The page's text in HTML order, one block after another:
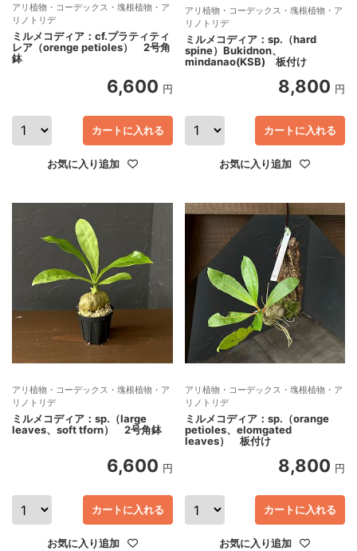
アリ植物・コーデックス・塊根植物・ア
リノトリデ
ミルメコディア：cf.プラティティ
レア（orenge petioles） 2号角
鉢
6,600 円
カートに入れる
お気に入り追加
アリ植物・コーデックス・塊根植物・ア
リノトリデ
ミルメコディア：sp.（hard
spine）Bukidnon、
mindanao(KSB) 板付け
8,800 円
カートに入れる
お気に入り追加
アリ植物・コーデックス・塊根植物・ア
リノトリデ
ミルメコディア：sp.（large
leaves、soft tforn） 2号角鉢
6,600 円
カートに入れる
お気に入り追加
アリ植物・コーデックス・塊根植物・ア
リノトリデ
ミルメコディア：sp.（orange
petioles、elomgated
leaves） 板付け
8,800 円
カートに入れる
お気に入り追加